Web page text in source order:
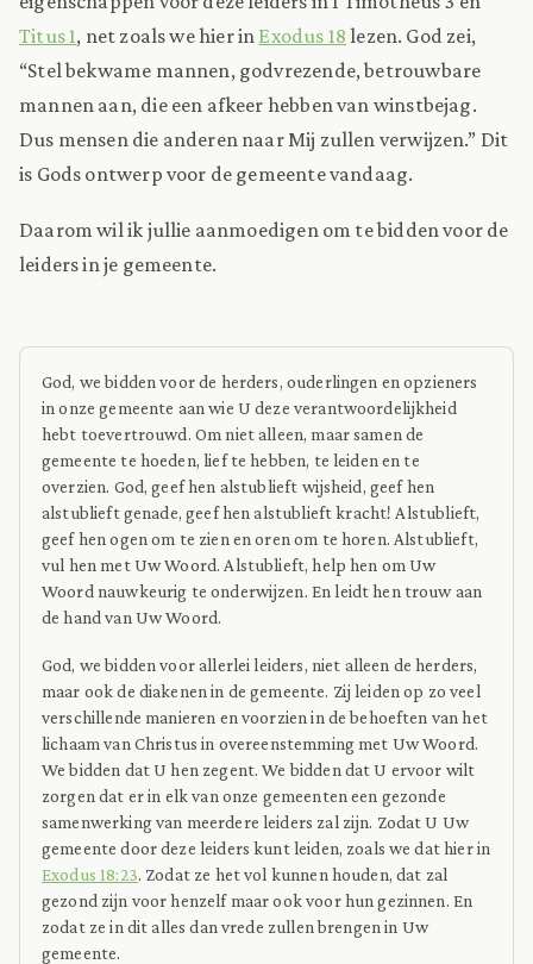
Titus 1, net zoals we hier in Exodus 18 lezen. God zei,
“Stel bekwame mannen, godvrezende, betrouwbare
mannen aan, die een afkeer hebben van winstbejag.
Dus mensen die anderen naar Mij zullen verwijzen.” Dit
is Gods ontwerp voor de gemeente vandaag.
Daarom wil ik jullie aanmoedigen om te bidden voor de
leiders in je gemeente.
God, we bidden voor de herders, ouderlingen en opzieners
in onze gemeente aan wie U deze verantwoordelijkheid
hebt toevertrouwd. Om niet alleen, maar samen de
gemeente te hoeden, lief te hebben, te leiden en te
overzien. God, geef hen alstublieft wijsheid, geef hen
alstublieft genade, geef hen alstublieft kracht! Alstublieft,
geef hen ogen om te zien en oren om te horen. Alstublieft,
vul hen met Uw Woord. Alstublieft, help hen om Uw
Woord nauwkeurig te onderwijzen. En leidt hen trouw aan
de hand van Uw Woord.
God, we bidden voor allerlei leiders, niet alleen de herders,
maar ook de diakenen in de gemeente. Zij leiden op zo veel
verschillende manieren en voorzien in de behoeften van het
lichaam van Christus in overeenstemming met Uw Woord.
We bidden dat U hen zegent. We bidden dat U ervoor wilt
zorgen dat er in elk van onze gemeenten een gezonde
samenwerking van meerdere leiders zal zijn. Zodat U Uw
gemeente door deze leiders kunt leiden, zoals we dat hier in
Exodus 18:23. Zodat ze het vol kunnen houden, dat zal
gezond zijn voor henzelf maar ook voor hun gezinnen. En
zodat ze in dit alles dan vrede zullen brengen in Uw
gemeente.